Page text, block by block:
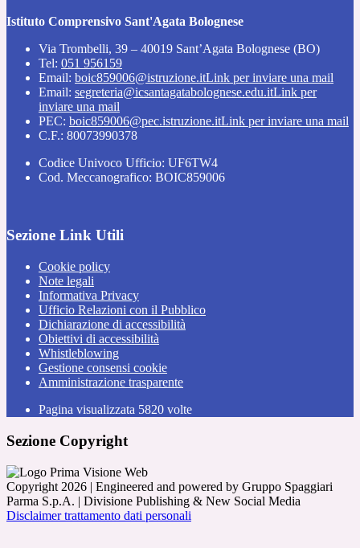
Istituto Comprensivo Sant'Agata Bolognese
Via Trombelli, 39 – 40019 Sant’Agata Bolognese (BO)
Tel: 051 956159
Email: boic859006@istruzione.itLink per inviare una mail
Email: segreteria@icsantagatabolognese.edu.itLink per
inviare una mail
PEC: boic859006@pec.istruzione.itLink per inviare una mail
C.F.: 80073990378
Codice Univoco Ufficio: UF6TW4
Cod. Meccanografico: BOIC859006
Sezione Link Utili
Cookie policy
Note legali
Informativa Privacy
Ufficio Relazioni con il Pubblico
Dichiarazione di accessibilità
Obiettivi di accessibilità
Whistleblowing
Gestione consensi cookie
Amministrazione trasparente
Pagina visualizzata 5820 volte
Sezione Copyright
Copyright 2026 | Engineered and powered by Gruppo Spaggiari
Parma S.p.A. | Divisione Publishing & New Social Media
Disclaimer trattamento dati personali